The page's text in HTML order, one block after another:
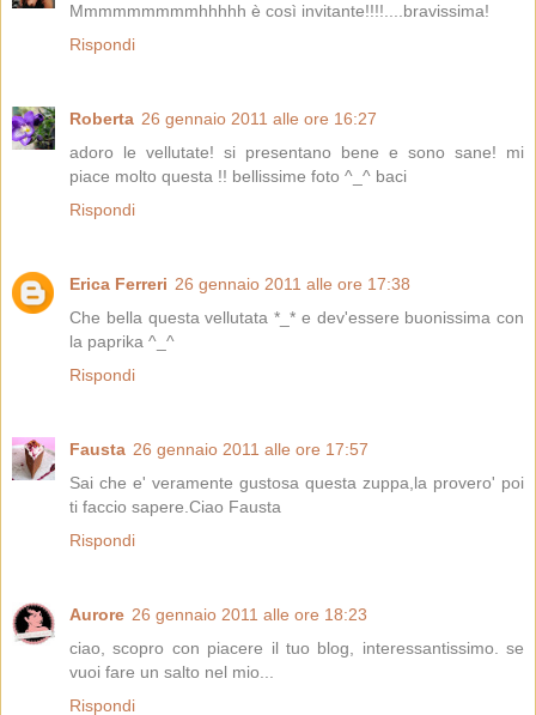
Mmmmmmmmmhhhhh è così invitante!!!!....bravissima!
Rispondi
Roberta 26 gennaio 2011 alle ore 16:27
adoro le vellutate! si presentano bene e sono sane! mi
piace molto questa !! bellissime foto ^_^ baci
Rispondi
Erica Ferreri 26 gennaio 2011 alle ore 17:38
Che bella questa vellutata *_* e dev'essere buonissima con
la paprika ^_^
Rispondi
Fausta 26 gennaio 2011 alle ore 17:57
Sai che e' veramente gustosa questa zuppa,la provero' poi
ti faccio sapere.Ciao Fausta
Rispondi
Aurore 26 gennaio 2011 alle ore 18:23
ciao, scopro con piacere il tuo blog, interessantissimo. se
vuoi fare un salto nel mio...
Rispondi